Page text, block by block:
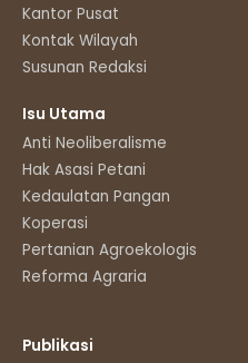
Kantor Pusat
Kontak Wilayah
Susunan Redaksi
Isu Utama
Anti Neoliberalisme
Hak Asasi Petani
Kedaulatan Pangan
Koperasi
Pertanian Agroekologis
Reforma Agraria
Publikasi